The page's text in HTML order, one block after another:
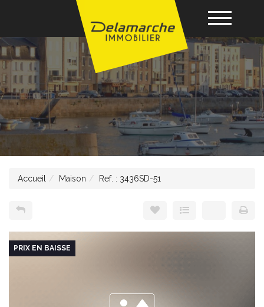
Acheter
Louer
Vendre
Gérance
Nos agences
Accueil Maison Ref. : 3436SD-51
PRIX EN BAISSE